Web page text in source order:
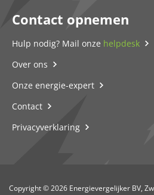
Contact opnemen
Hulp nodig? Mail onze helpdesk
Over ons
Onze energie-expert
Contact
Privacyverklaring
Copyright © 2026 Energievergelijker BV,